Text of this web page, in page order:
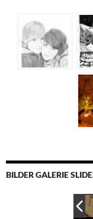
BILDER GALERIE